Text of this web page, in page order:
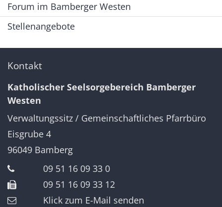
Forum im Bamberger Westen
Stellenangebote
Kontakt
Katholischer Seelsorgebereich Bamberger
Westen
Verwaltungssitz / Gemeinschaftliches Pfarrbüro
Eisgrube 4
96049 Bamberg
09 51 16 09 33 0
09 51 16 09 33 12
Klick zum E-Mail senden